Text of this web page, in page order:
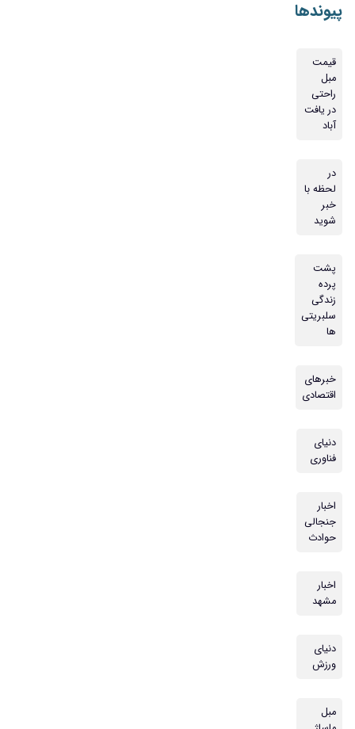
پیوندها
قیمت
مبل
راحتی
در یافت
آباد
در
لحظه با
خبر
شوید
پشت
پرده
زندگی
سلبریتی
ها
خبرهای
اقتصادی
دنیای
فناوری
اخبار
جنجالی
حوادث
اخبار
مشهد
دنیای
ورزش
مبل